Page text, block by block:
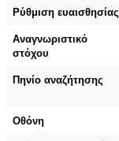
Ρύθμιση ευαισθησίας
Αναγνωριστικό
στόχου
Πηνίο αναζήτησης
Οθόνη